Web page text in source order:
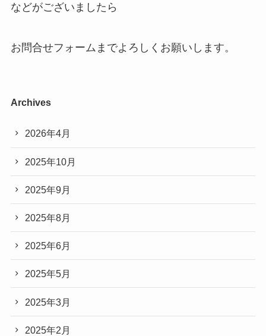
などがございましたら
お問合せフォームまでよろしくお願いします。
Archives
2026年4月
2025年10月
2025年9月
2025年8月
2025年6月
2025年5月
2025年3月
2025年2月